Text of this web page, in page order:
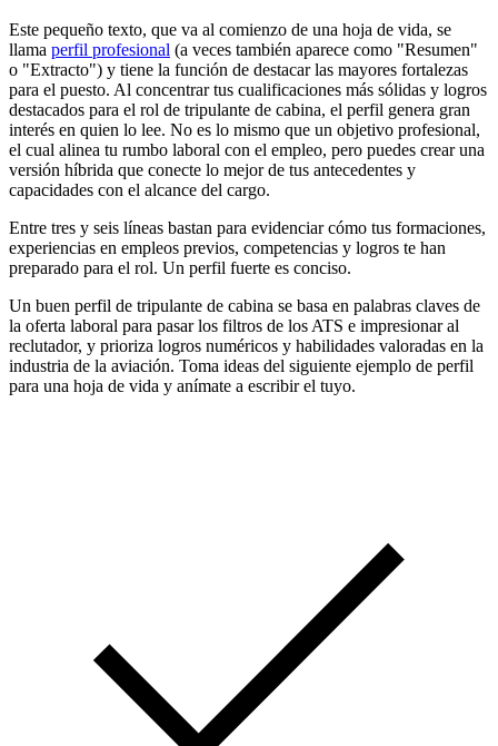
Este pequeño texto, que va al comienzo de una hoja de vida, se
llama perfil profesional (a veces también aparece como "Resumen"
o "Extracto") y tiene la función de destacar las mayores fortalezas
para el puesto. Al concentrar tus cualificaciones más sólidas y logros
destacados para el rol de tripulante de cabina, el perfil genera gran
interés en quien lo lee. No es lo mismo que un objetivo profesional,
el cual alinea tu rumbo laboral con el empleo, pero puedes crear una
versión híbrida que conecte lo mejor de tus antecedentes y
capacidades con el alcance del cargo.
Entre tres y seis líneas bastan para evidenciar cómo tus formaciones,
experiencias en empleos previos, competencias y logros te han
preparado para el rol. Un perfil fuerte es conciso.
Un buen perfil de tripulante de cabina se basa en palabras claves de
la oferta laboral para pasar los filtros de los ATS e impresionar al
reclutador, y prioriza logros numéricos y habilidades valoradas en la
industria de la aviación. Toma ideas del siguiente ejemplo de perfil
para una hoja de vida y anímate a escribir el tuyo.